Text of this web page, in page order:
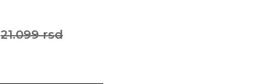
21.099 rsd